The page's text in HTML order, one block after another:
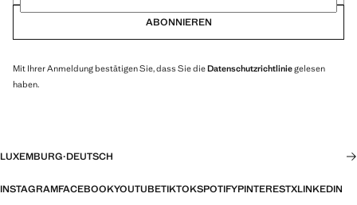
ABONNIEREN
Mit Ihrer Anmeldung bestätigen Sie, dass Sie dieDatenschutzrichtliniegelesen
haben.
LUXEMBURG·DEUTSCH
INSTAGRAMFACEBOOKYOUTUBETIKTOKSPOTIFYPINTERESTXLINKEDIN